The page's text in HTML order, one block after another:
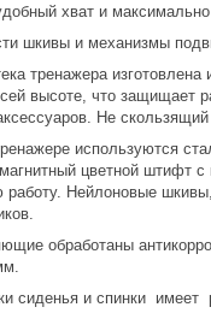
хват и
шкивы и механизмы
тренажера
высоте, что
Не
используются
цветной штифт
Нейлоновые
обработаны
сиденья и спинки